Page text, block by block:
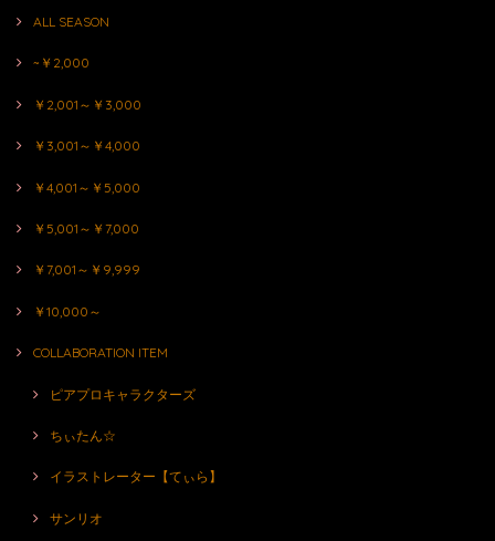
ALL SEASON
~￥2,000
￥2,001～￥3,000
￥3,001～￥4,000
￥4,001～￥5,000
￥5,001～￥7,000
￥7,001～￥9,999
￥10,000～
COLLABORATION ITEM
ピアプロキャラクターズ
ちぃたん☆
イラストレーター【てぃら】
サンリオ